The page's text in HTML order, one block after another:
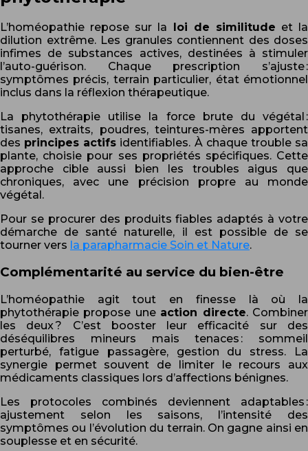
L’homéopathie repose sur la loi de similitude et la
dilution extrême. Les granules contiennent des doses
infimes de substances actives, destinées à stimuler
l’auto-guérison. Chaque prescription s’ajuste :
symptômes précis, terrain particulier, état émotionnel
inclus dans la réflexion thérapeutique.
La phytothérapie utilise la force brute du végétal :
tisanes, extraits, poudres, teintures-mères apportent
des principes actifs identifiables. À chaque trouble sa
plante, choisie pour ses propriétés spécifiques. Cette
approche cible aussi bien les troubles aigus que
chroniques, avec une précision propre au monde
végétal.
Pour se procurer des produits fiables adaptés à votre
démarche de santé naturelle, il est possible de se
tourner vers la parapharmacie Soin et Nature.
Complémentarité au service du bien-être
L’homéopathie agit tout en finesse là où la
phytothérapie propose une action directe. Combiner
les deux ? C’est booster leur efficacité sur des
déséquilibres mineurs mais tenaces : sommeil
perturbé, fatigue passagère, gestion du stress. La
synergie permet souvent de limiter le recours aux
médicaments classiques lors d’affections bénignes.
Les protocoles combinés deviennent adaptables :
ajustement selon les saisons, l’intensité des
symptômes ou l’évolution du terrain. On gagne ainsi en
souplesse et en sécurité.